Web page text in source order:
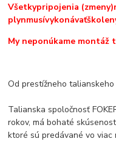
Všetkypripojenia (zmeny)
plynmusívykonávať
My neponúkame
Od prestížneho talianskeho
Talianska spoločnosť
rokov, má bohaté
ktoré sú predávané vo viac